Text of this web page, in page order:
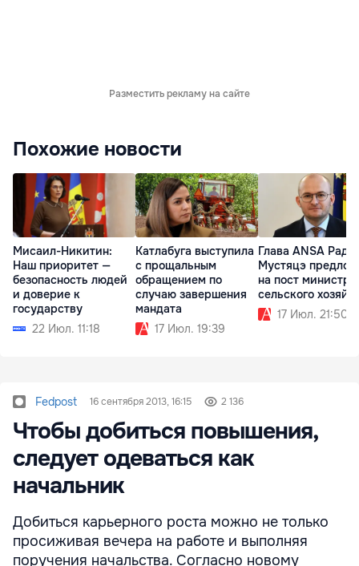
Разместить рекламу на сайте
Похожие новости
Мисаил-Никитин:
Наш приоритет —
безопасность людей
и доверие к
государству
22 Июл. 11:18
Катлабуга выступила
с прощальным
обращением по
случаю завершения
мандата
17 Июл. 19:39
Глава ANSA Раду
Мустяцэ
на пост министра
сельского
17 Июл. 21:50
Fedpost 16 сентября 2013, 16:15 2 136
Чтобы добиться повышения,
следует одеваться как
начальник
Добиться карьерного роста можно не только
просиживая вечера на работе и выполняя
поручения начальства. Согласно новому